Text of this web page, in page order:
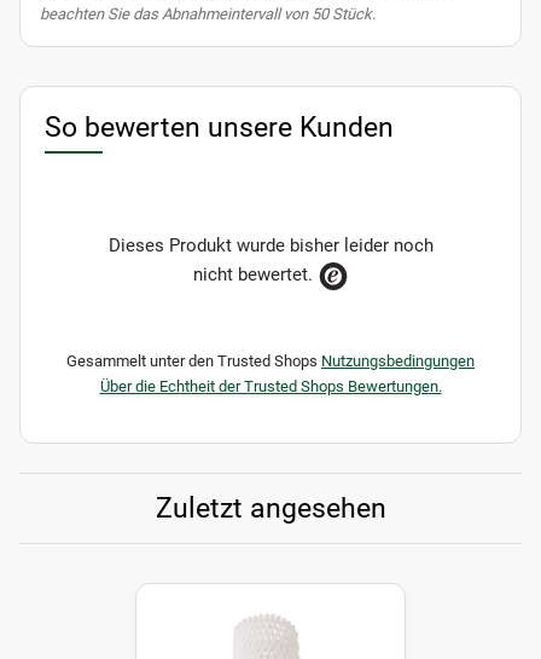
beachten Sie das Abnahmeintervall von 50 Stück.
So bewerten unsere Kunden
Dieses Produkt wurde bisher leider noch
nicht bewertet.
Gesammelt unter den Trusted Shops Nutzungsbedingungen
Über die Echtheit der Trusted Shops Bewertungen.
Zuletzt angesehen